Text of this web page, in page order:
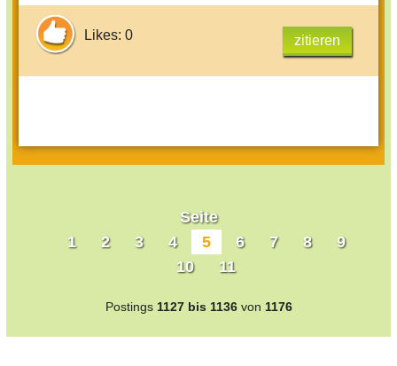
Likes: 0 zitieren
Seite
1
2 3 4 5 6 7 8
9
10
11
Postings 1127 bis 1136von 1176